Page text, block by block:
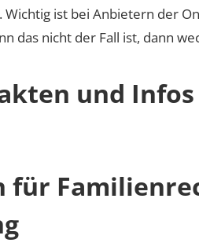
ist bei Anbietern der
das nicht der Fall ist, dann
und
für